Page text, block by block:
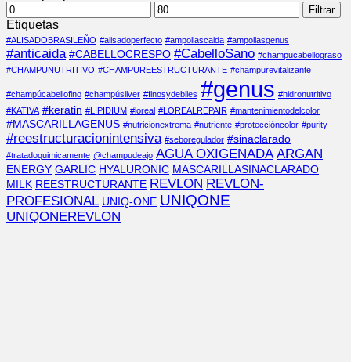
Precio
mínimo
Precio
máximo
Filtrar
Etiquetas
#ALISADOBRASILEÑO #alisadoperfecto #ampollascaida #ampollasgenus
#anticaida #CABELLOCRESPO #CabelloSano #champucabellograso
#CHAMPUNUTRITIVO #CHAMPUREESTRUCTURANTE #champurevitalizante
#champúcabellofino #champúsilver #finosydebiles #genus #hidronutritivo
#KATIVA #keratin #LIPIDIUM #loreal #LOREALREPAIR #mantenimientodelcolor
#MASCARILLAGENUS #nutricionextrema #nutriente #proteccióncolor #purity
#reestructuracionintensiva #seboregulador #sinaclarado
#tratadoquimicamente @champudeajo AGUA OXIGENADA ARGAN
ENERGY GARLIC HYALURONIC MASCARILLASINACLARADO
MILK REESTRUCTURANTE REVLON REVLON-
PROFESIONAL UNIQ-ONE UNIQONE
UNIQONEREVLON